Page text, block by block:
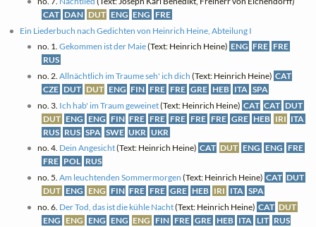
CAT DAN DUT ENG ENG FRE
Ein Liederbuch nach Gedichten von Heinrich Heine, Abteilung I
no. 1. Gekommen ist der Maie(Text: Heinrich Heine) ENG FRE FRE
RUS
no. 2. Allnächtlich im Traume seh' ich dich (Text: Heinrich Heine) CAT
CZE DUT DUT ENG FIN FRE FRE GRE HEB ITA SPA
no. 3. Ich hab' im Traum geweinet(Text: Heinrich Heine) CAT CAT DUT
DUT ENG ENG FIN FRE FRE FRE FRE FRE GRE HEB IRI ITA
RUS RUS SPA SWE UKR UKR
no. 4. Dein Angesicht(Text: Heinrich Heine) CAT DUT ENG ENG FRE
FRE POL RUS
no. 5. Am leuchtenden Sommermorgen (Text: Heinrich Heine) CAT DUT
DUT ENG ENG FIN FRE FRE GRE HEB IRI ITA SPA
no. 6. Der Tod, das ist die kühle Nacht(Text: Heinrich Heine) CAT DUT
ENG ENG ENG ENG ENG FIN FRE GRE HEB ITA LIT RUS